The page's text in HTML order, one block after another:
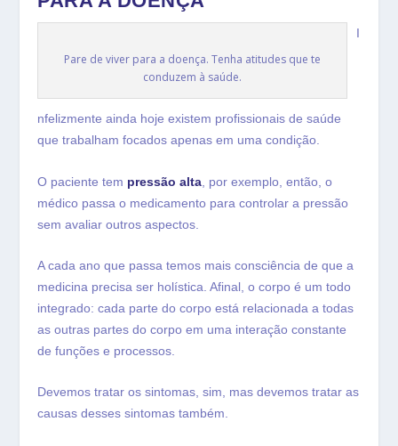
Pare de viver para a doença. Tenha atitudes que te
conduzem à saúde.
I
nfelizmente ainda hoje existem profissionais de saúde
que trabalham focados apenas em uma condição.
O paciente tem pressão alta , por exemplo, então, o
médico passa o medicamento para controlar a pressão
sem avaliar outros aspectos.
A cada ano que passa temos mais consciência de que a
medicina precisa ser holística. Afinal, o corpo é um todo
integrado: cada parte do corpo está relacionada a todas
as outras partes do corpo em uma interação constante
de funções e processos.
Devemos tratar os sintomas, sim, mas devemos tratar as
causas desses sintomas também.